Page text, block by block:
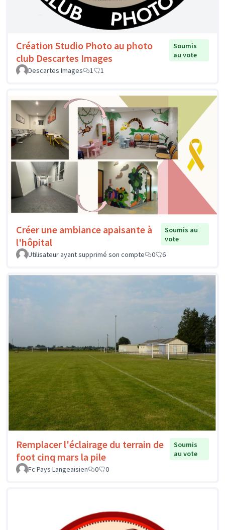
Création Studio Photo au photo
club Descartes Images
Soumis
au vote
Descartes Images
1 1
Créer une ambiance apaisante à
l'hôpital
Soumis au
vote
Utilisateur ayant supprimé son compte
0 6
Remplacer l'éclairage du terrain de
foot cinq mars la pile
Soumis
au vote
Fc Pays Langeaisien
0 0